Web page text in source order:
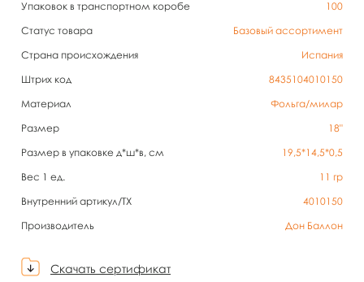
Упаковок в транспортном коробе
100
Статус товара
Базовый ассортимент
Страна происхождения
Испания
Штрих код
8435104010150
Материал
Фольга/милар
Размер
18"
Размер в упаковке д*ш*в, см
19,5*14,5*0,5
Вес 1 ед.
11 гр
Внутренний артикул/TX
4010150
Производитель
Дон Баллон
Скачать сертификат